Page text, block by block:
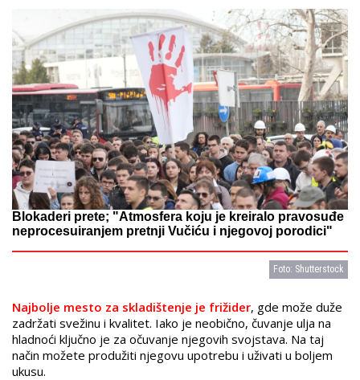
Foto: Shutterstock
Blokaderi prete; "Atmosfera koju je kreiralo pravosuđe
neprocesuiranjem pretnji Vučiću i njegovoj porodici"
Najbolje mesto za skladištenje je frižider, gde može duže
zadržati svežinu i kvalitet. Iako je neobično, čuvanje ulja na
hladnoći ključno je za očuvanje njegovih svojstava. Na taj
način možete produžiti njegovu upotrebu i uživati u boljem
ukusu.